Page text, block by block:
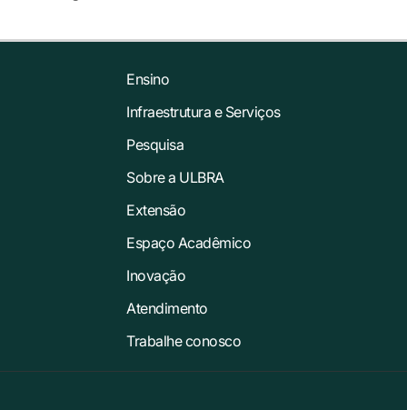
Ensino
Infraestrutura e Serviços
Pesquisa
Sobre a ULBRA
Extensão
Espaço Acadêmico
Inovação
Atendimento
Trabalhe conosco